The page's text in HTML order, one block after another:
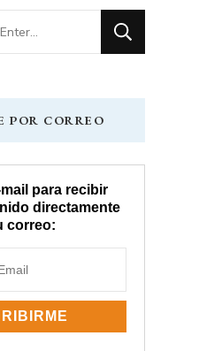
POR CORREO
para recibir
directamente
correo: